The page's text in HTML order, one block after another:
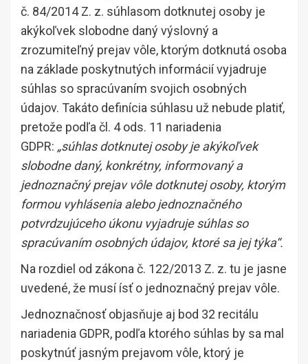
č. 84/2014 Z. z. súhlasom dotknutej osoby je
akýkoľvek slobodne daný výslovný a
zrozumiteľný prejav vôle, ktorým dotknutá osoba
na základe poskytnutých informácií vyjadruje
súhlas so spracúvaním svojich osobných
údajov. Takáto definícia súhlasu už nebude platiť,
pretože podľa čl. 4 ods. 11 nariadenia
GDPR: „súhlas dotknutej osoby je akýkoľvek
slobodne daný, konkrétny, informovaný a
jednoznačný prejav vôle dotknutej osoby, ktorým
formou vyhlásenia alebo jednoznačného
potvrdzujúceho úkonu vyjadruje súhlas so
spracúvaním osobných údajov, ktoré sa jej týka“.
Na rozdiel od zákona č. 122/2013 Z. z. tu je jasne
uvedené, že musí ísť o jednoznačný prejav vôle.
Jednoznačnosť objasňuje aj bod 32 recitálu
nariadenia GDPR, podľa ktorého súhlas by sa mal
poskytnúť jasným prejavom vôle, ktorý je